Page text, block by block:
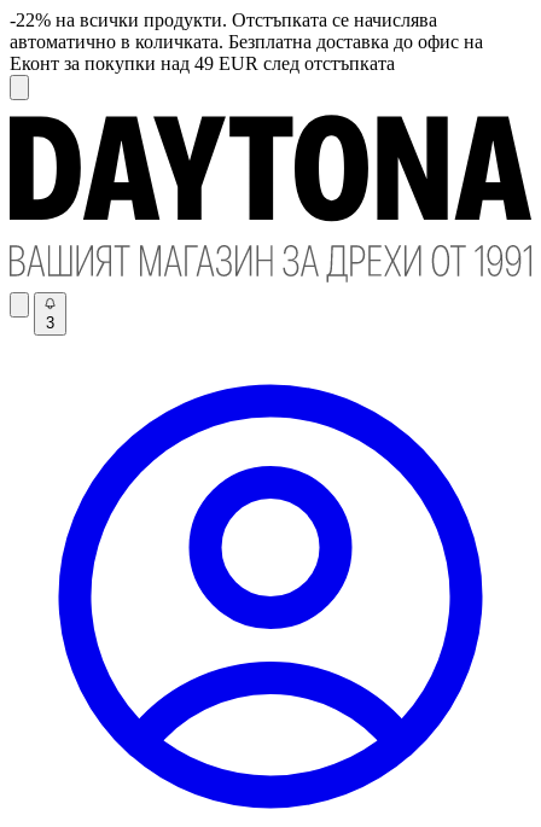
-22% на всички продукти. Отстъпката се начислява
автоматично в количката. Безплатна доставка до офис на
Еконт за покупки над 49 EUR след отстъпката
3